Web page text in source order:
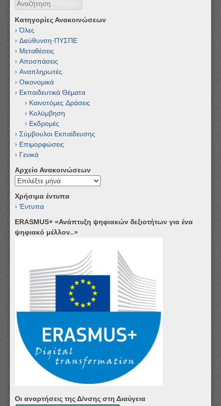
Αναζήτηση
Κατηγορίες Ανακοινώσεων
Όλες
Διεύθυνση-ΠΥΣΠΕ
Μεταθέσεις
Αποσπάσεις
Αναπληρωτές
Οικονομικά
Εκπαιδευτικά Θέματα
Καινοτόμες Δράσεις
Κολύμβηση
Εκδρομές
Σύμβουλοι Εκπαίδευσης
Επιμορφώσεις
Γενικά
Αρχείο Ανακοινώσεων
Αρχείο
Χρήσιμα έντυπα
Έντυπα
ERASMUS+ «Ανάπτυξη ψηφιακών δεξιοτήτων για ένα
ψηφιακό μέλλον..»
Οι αναρτήσεις της Δ/νσης στη Διαύγεια